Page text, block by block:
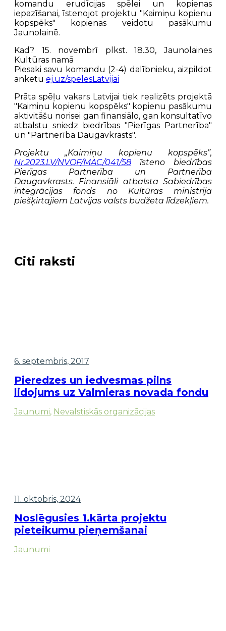
komandu erudīcijas spēlei un kopienas
iepazīšanai, īstenojot projektu "Kaimiņu kopienu
kopspēks" kopienas veidotu pasākumu
Jaunolainē.
Kad? 15. novembrī plkst. 18.30, Jaunolaines
Kultūras namā
Piesaki savu komandu (2-4) dalībnieku, aizpildot
anketu ej.uz/spelesLatvijai
Prāta spēļu vakars Latvijai tiek realizēts projektā
"Kaimiņu kopienu kopspēks" kopienu pasākumu
aktivitāšu norisei gan finansiālo, gan konsultatīvo
atbalstu sniedz biedrības "Pierīgas Partnerība"
un "Partnerība Daugavkrasts".
Projektu „Kaimiņu kopienu kopspēks”,
Nr.2023.LV/NVOF/MAC/041/58 īsteno biedrības
Pierīgas Partnerība un Partnerība
Daugavkrasts. Finansiāli atbalsta Sabiedrības
integrācijas fonds no Kultūras ministrija
piešķirtajiem Latvijas valsts budžeta līdzekļiem.
Citi raksti
6. septembris, 2017
Pieredzes un iedvesmas pilns
lidojums uz Valmieras novada fondu
Jaunumi, Nevalstiskās organizācijas
11. oktobris, 2024
Noslēgusies 1.kārta projektu
pieteikumu pieņemšanai
Jaunumi